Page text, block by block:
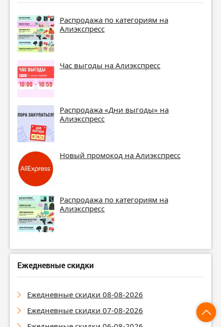
Распродажа по категориям на
Алиэкспресс
Час выгоды на Алиэкспресс
Распродажа «Дни выгоды» на
Алиэкспресс
Новый промокод на Алиэкспресс
Распродажа по категориям на
Алиэкспресс
Ежедневные скидки
Ежедневные скидки 08-08-2026
Ежедневные скидки 07-08-2026